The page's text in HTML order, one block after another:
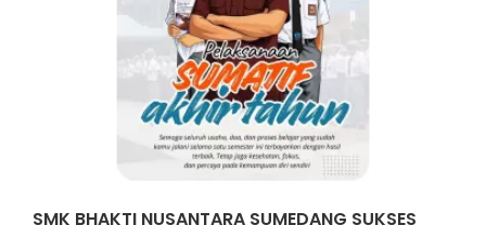
SMK BHAKTI NUSANTARA SUMEDANG SUKSES